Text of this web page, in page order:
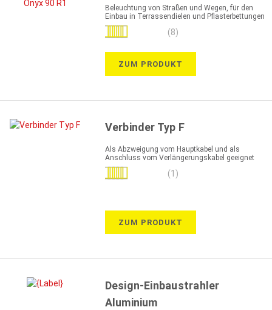
Beleuchtung von Straßen und Wegen, für den
Einbau in Terrassendielen und Pflasterbettungen
Bewertung:
(8)
ZUM PRODUKT
Verbinder Typ F
Als Abzweigung vom Hauptkabel und als
Anschluss vom Verlängerungskabel geeignet
Bewertung:
(1)
ZUM PRODUKT
Design-Einbaustrahler
Aluminium